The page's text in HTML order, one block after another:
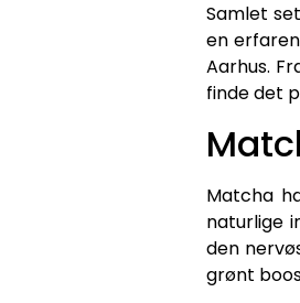
Samlet
en
Aarhus.
finde det
Matcha
naturlige
den
grønt